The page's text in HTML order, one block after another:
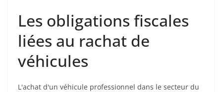
Les obligations fiscales
liées au rachat de
véhicules
L'achat d'un véhicule professionnel dans le secteur du